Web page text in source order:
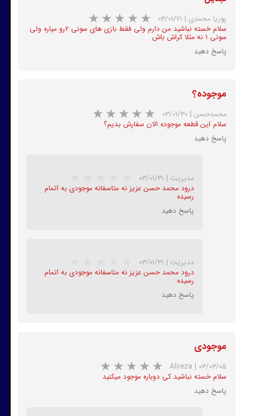
★★★★
★★★
پوریا محمدی | ۰۳/۰۱/۲۱
سلام خسته نباشید من دارم ولی فقط بازی های سونی ۲رو میاره ولی
سونی ۱ نه مثلا کراش باش
پاسخ دهید
موجوده؟
محمدحسن | ۰۳/۰۱/۳۰
سلام این قطعه موجوده الان سفارش بدیم؟
پاسخ دهید
مدیریت | ۰۳/۰۱/۳۱
درود محمد حسن عزیز نه متاسفانه موجودی به اتمام
رسیده
پاسخ دهید
مدیریت | ۰۳/۰۱/۳۱
درود محمد حسن عزیز نه متاسفانه موجودی به اتمام
رسیده
پاسخ دهید
موجودی
Alireza | ۰۳/۰۳/۰۵
سلام خسته نباشید کی دوباره موجود میکنید
پاسخ دهید